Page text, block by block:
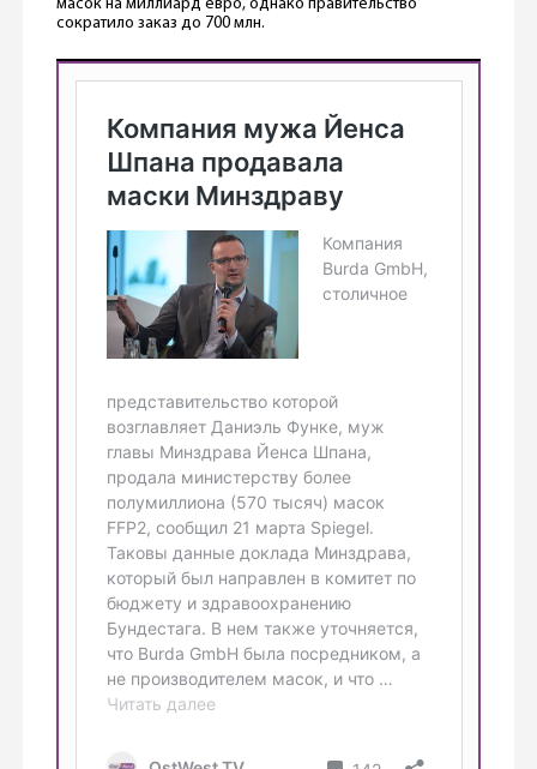
масок на миллиард евро, однако правительство
сократило заказ до 700 млн.